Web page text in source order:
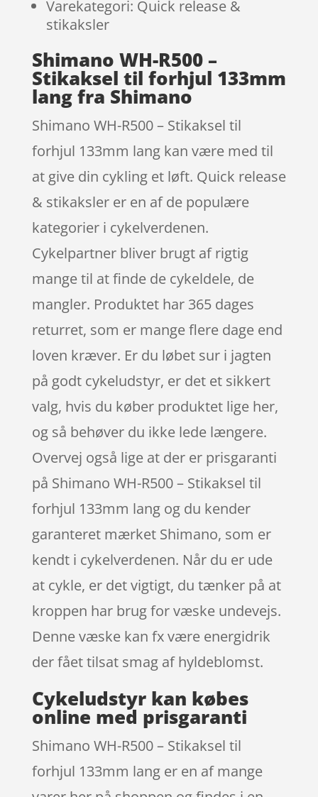
Varekategori: Quick release &
stikaksler
Shimano WH-R500 –
Stikaksel til forhjul 133mm
lang fra Shimano
Shimano WH-R500 – Stikaksel til
forhjul 133mm lang kan være med til
at give din cykling et løft. Quick release
& stikaksler er en af de populære
kategorier i cykelverdenen.
Cykelpartner bliver brugt af rigtig
mange til at finde de cykeldele, de
mangler. Produktet har 365 dages
returret, som er mange flere dage end
loven kræver. Er du løbet sur i jagten
på godt cykeludstyr, er det et sikkert
valg, hvis du køber produktet lige her,
og så behøver du ikke lede længere.
Overvej også lige at der er prisgaranti
på Shimano WH-R500 – Stikaksel til
forhjul 133mm lang og du kender
garanteret mærket Shimano, som er
kendt i cykelverdenen. Når du er ude
at cykle, er det vigtigt, du tænker på at
kroppen har brug for væske undevejs.
Denne væske kan fx være energidrik
der fået tilsat smag af hyldeblomst.
Cykeludstyr kan købes
online med prisgaranti
Shimano WH-R500 – Stikaksel til
forhjul 133mm lang er en af mange